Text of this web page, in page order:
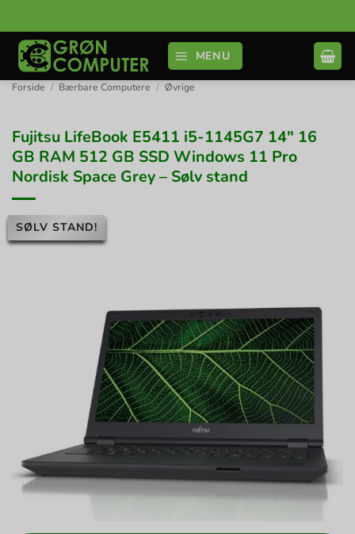
til
indhold
MENU
Forside / Bærbare Computere / Øvrige
Fujitsu LifeBook E5411 i5-1145G7 14″ 16
GB RAM 512 GB SSD Windows 11 Pro
Nordisk Space Grey – Sølv stand
SØLV STAND!